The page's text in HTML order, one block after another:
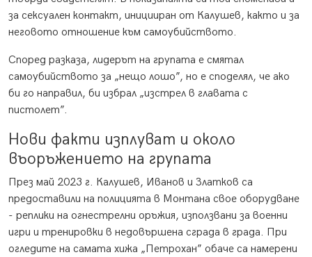
за сексуален контакт, иницииран от Калушев, както и за
неговото отношение към самоубийството.
Според разказа, лидерът на групата е смятал
самоубийството за „нещо лошо”, но е споделял, че ако
би го направил, би избрал „изстрел в главата с
пистолет”.
Нови факти изплуват и около
въоръжението на групата
През май 2023 г. Калушев, Иванов и Златков са
предоставили на полицията в Монтана свое оборудване
- реплики на огнестрелни оръжия, използвани за военни
игри и тренировки в недовършена сграда в града. При
огледите на самата хижа „Петрохан” обаче са намерени